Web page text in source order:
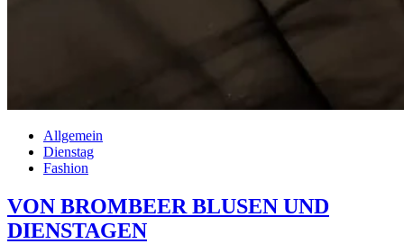
Allgemein
Dienstag
Fashion
VON BROMBEER BLUSEN UND
DIENSTAGEN